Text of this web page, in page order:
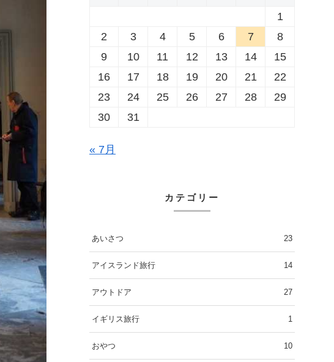
1
2
3 4 5 6 7
8
9
10 11 12 13 14
15
16
17 18 19 20 21
22
23
24 25 26 27 28
29
30
31
« 7月
カテゴリー
あいさつ 23
アイスランド旅行 14
アウトドア 27
イギリス旅行 1
おやつ 10